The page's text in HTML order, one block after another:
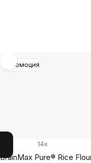
Промоция
BrainMax Pure® Rice
14x